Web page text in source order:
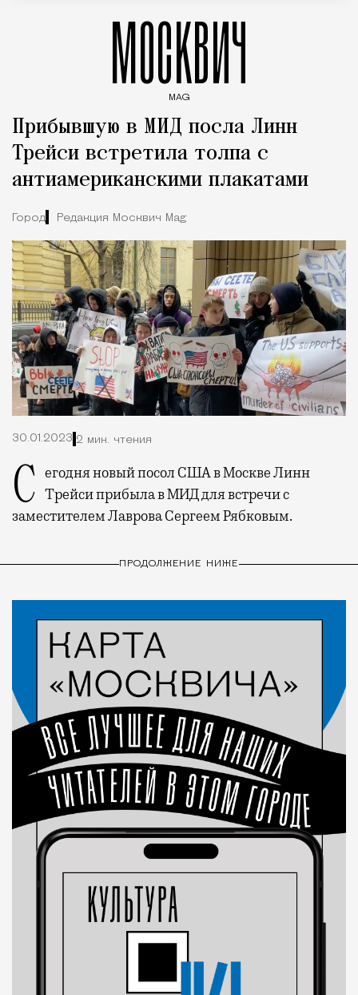
МОСКВИЧ
MAG
Прибывшую в МИД посла Линн
Трейси встретила толпа с
антиамериканскими плакатами
Город Редакция Москвич Mag
30.01.2023 2 мин. чтения
Сегодня новый посол США в Москве Линн Трейси прибыла в МИД для встречи с
заместителем Лаврова Сергеем Рябковым.
ПРОДОЛЖЕНИЕ НИЖЕ